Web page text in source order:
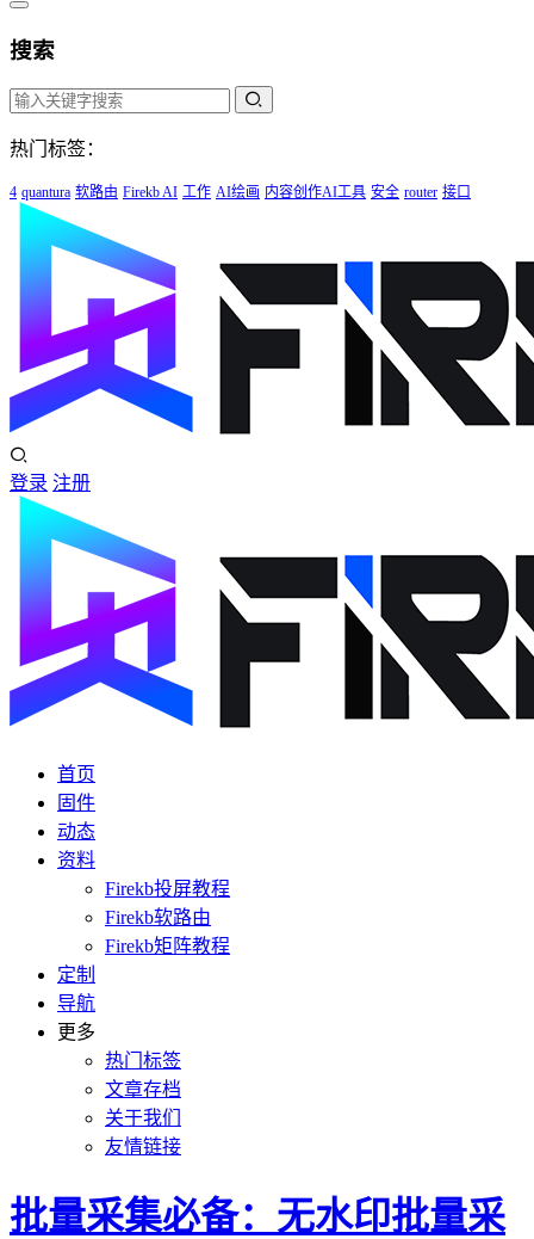
搜索
热门标签：
4 quantura 软路由 Firekb AI 工作 AI绘画 内容创作AI工具 安全 router 接口
登录 注册
首页
固件
动态
资料
Firekb投屏教程
Firekb软路由
Firekb矩阵教程
定制
导航
更多
热门标签
文章存档
关于我们
友情链接
批量采集必备：无水印批量采